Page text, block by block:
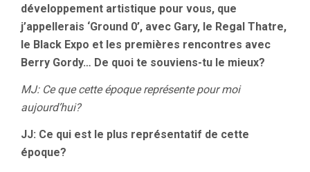
développement artistique pour vous, que
j’appellerais ‘Ground 0’, avec Gary, le Regal Thatre,
le Black Expo et les premières rencontres avec
Berry Gordy… De quoi te souviens-tu le mieux?
MJ: Ce que cette époque représente pour moi
aujourd’hui?
JJ: Ce qui est le plus représentatif de cette
époque?